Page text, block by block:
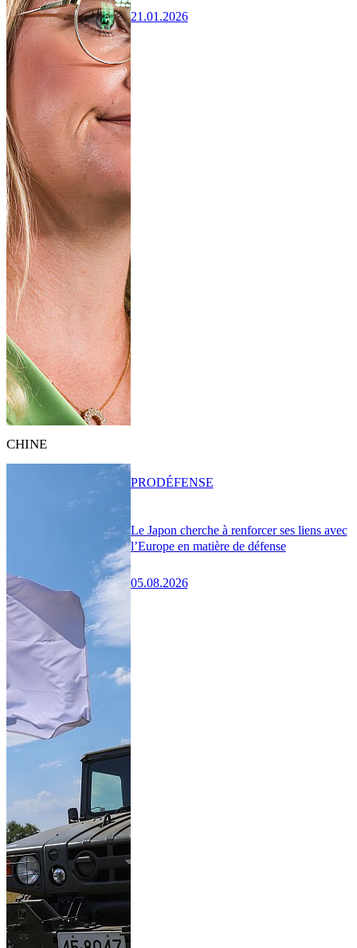
21.01.2026
CHINE
Le Japon cherche à renforcer ses liens avec
l’Europe en matière de défense
05.08.2026
PRODÉFENSE